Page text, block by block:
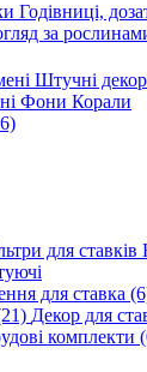
Годівниці,
за
Штучні
Фони Корали
для ставків
для ставка
Декор для
комплекти